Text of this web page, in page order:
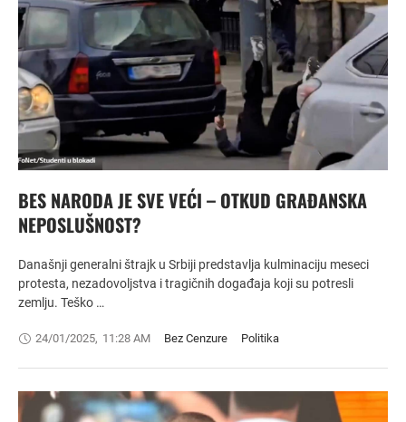
BES NARODA JE SVE VEĆI – OTKUD GRAĐANSKA
NEPOSLUŠNOST?
Današnji generalni štrajk u Srbiji predstavlja kulminaciju meseci
protesta, nezadovoljstva i tragičnih događaja koji su potresli
zemlju. Teško …
24/01/2025, 11:28 AM Bez Cenzure Politika